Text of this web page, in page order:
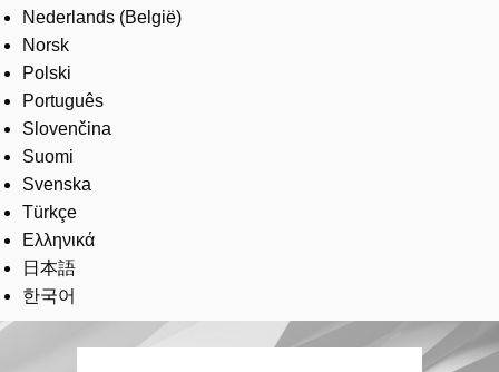
Nederlands (België)
Norsk
Polski
Português
Slovenčina
Suomi
Svenska
Türkçe
Ελληνικά
日本語
한국어